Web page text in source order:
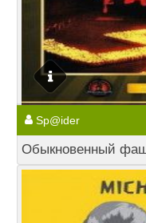
Sp@ider
Обыкновенный